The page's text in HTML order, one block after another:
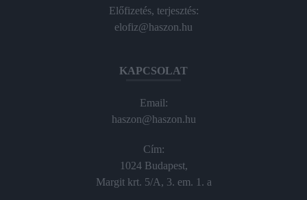
Előfizetés, terjesztés:
elofiz@haszon.hu
KAPCSOLAT
Email:
haszon@haszon.hu
Cím:
1024 Budapest,
Margit krt. 5/A, 3. em. 1. a